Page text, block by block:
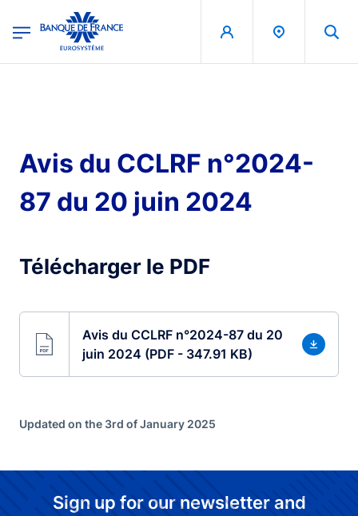
Banque de France - Menu Principal
Avis du CCLRF n°2024-
87 du 20 juin 2024
Télécharger le PDF
Avis du CCLRF n°2024-87 du 20
juin 2024 (PDF - 347.91 KB)
Updated on the 3rd of January 2025
Sign up for our newsletter and